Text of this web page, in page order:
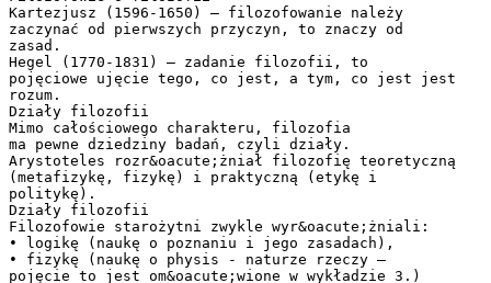
Kartezjusz (1596-1650) – filozofowanie należy
zaczynać od pierwszych przyczyn, to znaczy od
zasad.
Hegel (1770-1831) – zadanie filozofii, to
pojęciowe ujęcie tego, co jest, a tym, co jest jest
rozum.
Działy filozofii
Mimo całościowego charakteru, filozofia
ma pewne dziedziny badań, czyli działy.
Arystoteles rozr&oacute;żniał filozofię teoretyczną
(metafizykę, fizykę) i praktyczną (etykę i
politykę).
Działy filozofii
Filozofowie starożytni zwykle wyr&oacute;żniali:
• logikę (naukę o poznaniu i jego zasadach),
• fizykę (naukę o physis - naturze rzeczy –
pojęcie to jest om&oacute;wione w wykładzie 3.)